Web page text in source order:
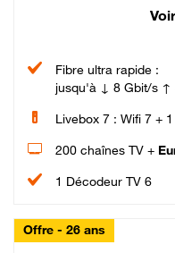
Fibre ultra rapide :
jusqu'à ↓ 8 Gbit/s ↑
Livebox 7 : Wifi 7 +
200 chaînes TV +
1 Décodeur TV 6
Offre - 26 ans